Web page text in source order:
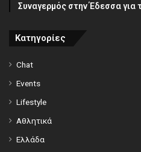
Συναγερμός στην Έδεσσα για
Κατηγορίες
Chat
Events
Lifestyle
Αθλητικά
Ελλάδα